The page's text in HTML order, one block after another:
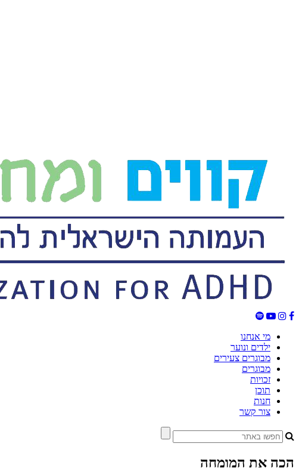
מי אנחנו
ילדים ונוער
מבוגרים צעירים
מבוגרים
זכויות
תוכן
חנות
צור קשר
הכה את המומחה